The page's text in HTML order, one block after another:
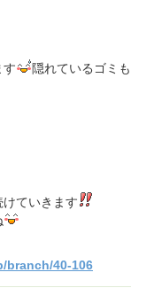
す
隠れているゴミも
ていきます
branch/40-106